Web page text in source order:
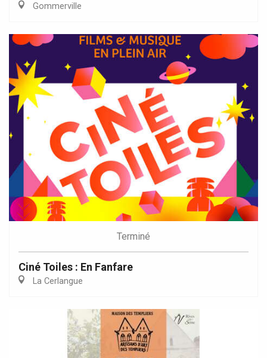
Gommerville
Terminé
Ciné Toiles : En Fanfare
La Cerlangue